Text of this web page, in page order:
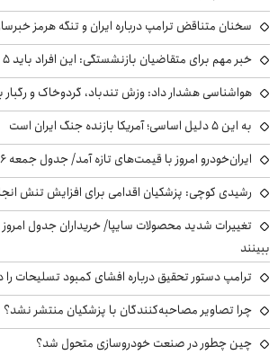
سخنان متناقض ترامپ درباره ایران و تنگه هرمز
خبر مهم برای متقاضیان بازنشستگی: این افراد باید ۵ سال بیشتر کار کنند
هواشناسی هشدار داد: وزش تندباد، گردوخاک و رگبار باران تا ۵
به این ۵ دلیل اساسی؛ آمریکا بازنده جنگ ایران است
ایران‌خودرو امروز با قیمت‌های تازه آمد/ جدول جمعه ۱۶ مرداد ۱۴۰۵
رشیدی کوچی: پزشکیان اقدامی برای افزایش تنش
ببینند
ترامپ دستور تحقیق درباره افشای کمبود تسلیحات را
چرا تصاویر مصاحبه‌کنندگان با پزشکیان منتشر نشد؟
چین چطور در صنعت خودروسازی متحول شد؟